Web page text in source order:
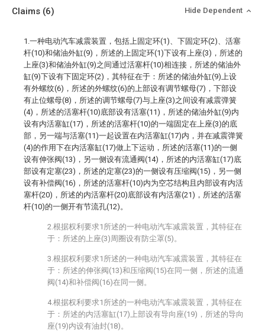
Claims (6) Hide Dependent
1.一种电动汽车减震装置，包括上固定环(1)、下固定环(2)、活塞
杆(10)和储油外缸(9)，所述的上固定环(1)下设有上座(3)，所述的
上座(3)和储油外缸(9)之间通过活塞杆(10)相连接，所述的储油外
缸(9)下设有下固定环(2)，其特征在于：所述的储油外缸(9)上设
有外螺纹(6)，所述的外螺纹(6)的上部设有调节螺母(7)，下部设
有止位螺母(8)，所述的调节螺母(7)与上座(3)之间设有减震弹簧
(4)，所述的活塞杆(10)底部设有活塞(11)，所述的储油外缸(9)内
设有内活塞缸(17)，所述的活塞杆(10)的一端固定在上座(3)的底
部，另一端与活塞(11)一起设置在内活塞缸(17)内，并在减震弹簧
(4)的作用下在内活塞缸(17)做上下运动，所述的活塞(11)的一侧
设有伸张阀(13)，另一侧设有流通阀(14)，所述的内活塞缸(17)底
部设有定塞(23)，所述的定塞(23)的一侧设有压缩阀(15)，另一侧
设有补偿阀(16)，所述的活塞杆(10)内为空芯结构且内部设有内活
塞杆(20)，所述的内活塞杆(20)底部设有内活塞(21)，所述的活塞
杆(10)的一侧开有节流孔(12)。
2.根据权利要求1所述的一种电动汽车减震装置，其特征在
于：所述的上座(3)周圈设有防尘罩(5)。
3.根据权利要求1所述的一种电动汽车减震装置，其特征在
于：所述的伸张阀(13)和压缩阀(15)在同一侧，所述的流通
阀(14)和补偿阀(16)在同一侧。
4.根据权利要求1所述的一种电动汽车减震装置，其特征在
于：所述的内活塞缸(17)上部设有导向座(19)，所述的导向
座(19)内设有油封(18)。